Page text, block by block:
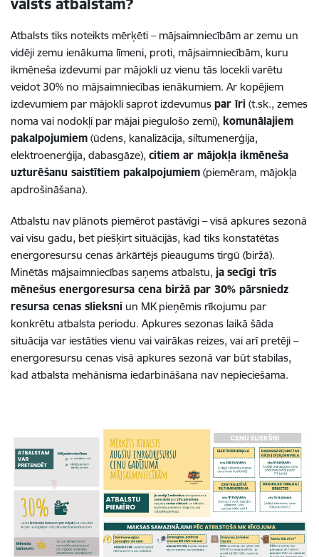
Atbalsts tiks noteikts mērķēti – mājsaimniecībām ar zemu un
vidēji zemu ienākuma līmeni, proti, mājsaimniecībām, kuru
ikmēneša izdevumi par mājokli uz vienu tās locekli varētu
veidot 30% no mājsaimniecības ienākumiem. Ar kopējiem
izdevumiem par mājokli saprot izdevumus par īri (t.sk., zemes
noma vai nodokļi par mājai piegulošo zemi), komunālajiem
pakalpojumiem (ūdens, kanalizācija, siltumenerģija,
elektroenerģija, dabasgāze), citiem ar mājokļa ikmēneša
uzturēšanu saistītiem pakalpojumiem (piemēram, mājokļa
apdrošināšana).
Atbalstu nav plānots piemērot pastāvīgi – visā apkures sezonā
vai visu gadu, bet piešķirt situācijās, kad tiks konstatētas
energoresursu cenas ārkārtējs pieaugums tirgū (biržā).
Minētās mājsaimniecības saņems atbalstu, ja secīgi trīs
mēnešus energoresursa cena biržā par 30% pārsniedz
resursa cenas slieksni un MK pieņēmis rīkojumu par
konkrētu atbalsta periodu. Apkures sezonas laikā šāda
situācija var iestāties vienu vai vairākas reizes, vai arī pretēji –
energoresursu cenas visā apkures sezonā var būt stabilas,
kad atbalsta mehānisma iedarbināšana nav nepieciešama.